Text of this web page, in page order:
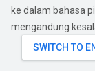
ke dalam bahasa
mengandung